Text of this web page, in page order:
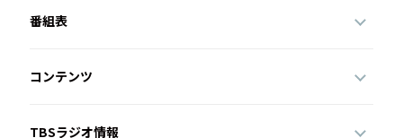
番組表
コンテンツ
TBSラジオ情報